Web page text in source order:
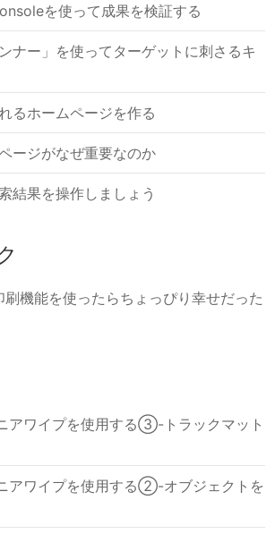
を使って成果を検証する
ナー」を使ってターゲットに刺さるキ
るホームページを作る
ージがなぜ重要なのか
結果を操作しましょう
機能を使ったらちょっぴり幸せだった
アワイプを使用する③-トラックマット
アワイプを使用する②-オブジェクトを